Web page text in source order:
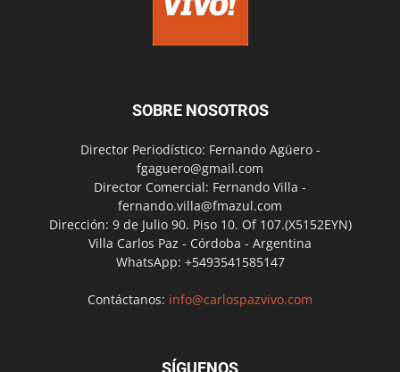
SOBRE NOSOTROS
Director Periodístico: Fernando Agüero -
fgaguero@gmail.com
Director Comercial: Fernando Villa -
fernando.villa@fmazul.com
Dirección: 9 de Julio 90. Piso 10. Of 107.(X5152EYN)
Villa Carlos Paz - Córdoba - Argentina
WhatsApp: +5493541585147
Contáctanos: info@carlospazvivo.com